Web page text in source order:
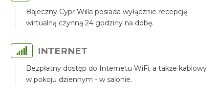
Bajeczny Cypr Willa posiada wyłącznie recepcję
wirtualną czynną 24 godziny na dobę.
INTERNET
Bezpłatny dostęp do Internetu WiFi, a także kablowy
w pokoju dziennym - w salonie.